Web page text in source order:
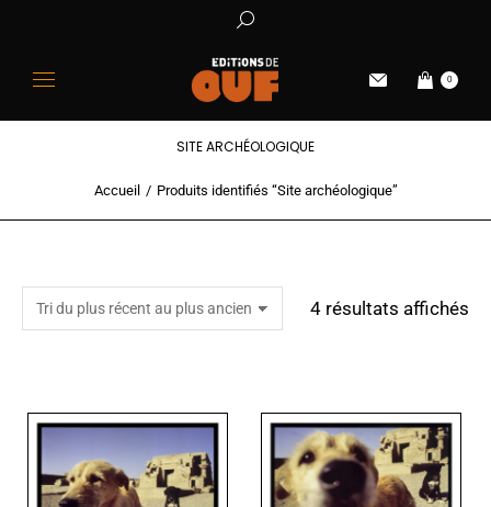
0
SITE ARCHÉOLOGIQUE
Vous êtes ici :
Accueil Produits identifiés “Site archéologique”
4 résultats affichés